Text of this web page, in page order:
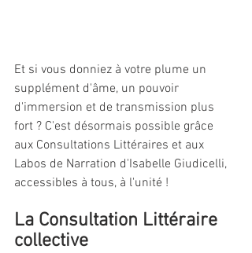
Et si vous donniez à votre plume un
supplément d'âme, un pouvoir
d'immersion et de transmission plus
fort ? C'est désormais possible grâce
aux Consultations Littéraires et aux
Labos de Narration d'Isabelle Giudicelli,
accessibles à tous, à l'unité !
La Consultation Littéraire
collective